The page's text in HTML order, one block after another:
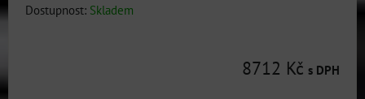
Dostupnost: Skladem
8712 Kč s DPH